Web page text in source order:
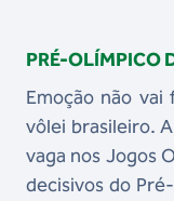
PRÉ-OLÍMPICO
Emoção não
vôlei brasileiro.
vaga nos Jogos
decisivos do